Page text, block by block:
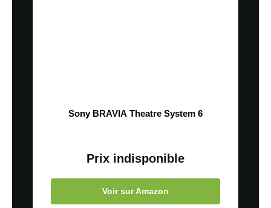
Sony BRAVIA Theatre System 6
Prix indisponible
Voir sur Amazon